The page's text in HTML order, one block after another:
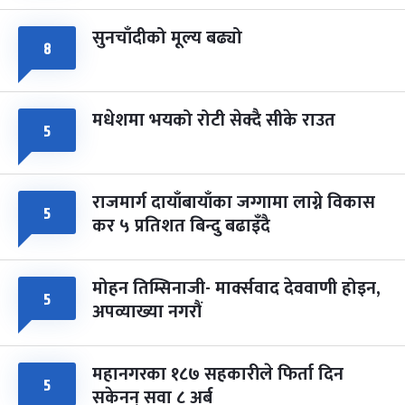
८ सुनचाँदीको मूल्य बढ्यो
५ मधेशमा भयको रोटी सेक्दै सीके राउत
५ राजमार्ग दायाँबायाँका जग्गामा लाग्ने विकास
कर ५ प्रतिशत बिन्दु बढाइँदै
५ मोहन तिम्सिनाजी- मार्क्सवाद देववाणी होइन,
अपव्याख्या नगरौं
५ महानगरका १८७ सहकारीले फिर्ता दिन
सकेनन् सवा ८ अर्ब